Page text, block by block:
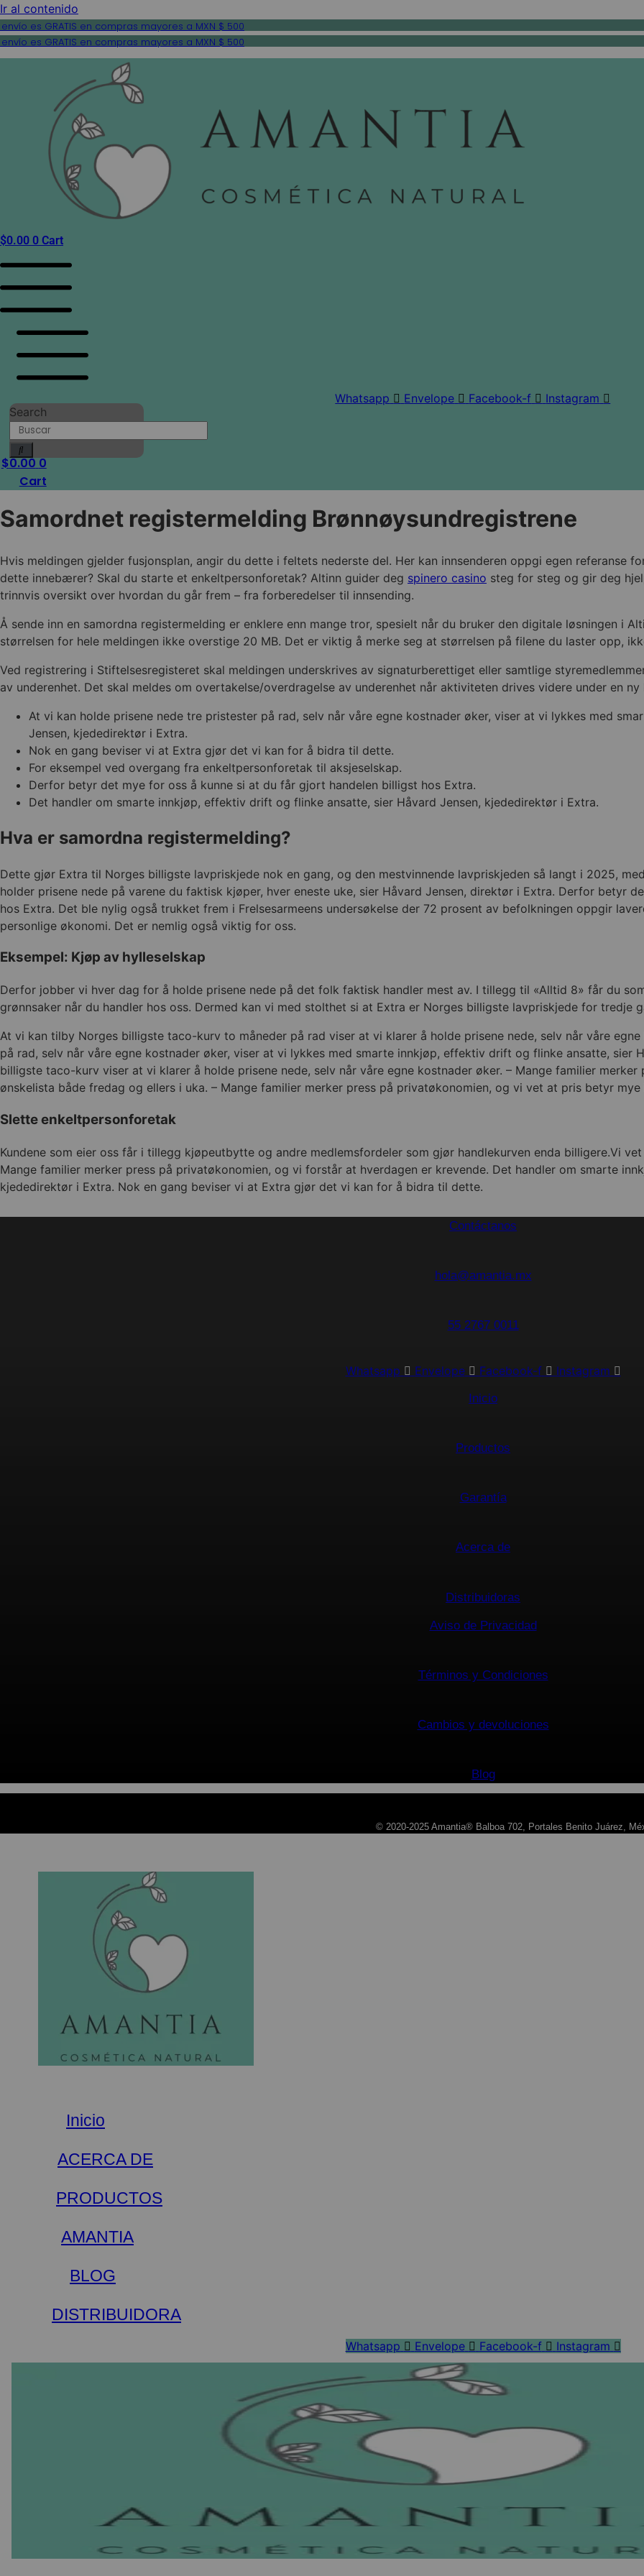
Ir al contenido
envío es GRATIS en compras mayores a MXN $ 500
envío es GRATIS en compras mayores a MXN $ 500
$0.00 0 Cart
Whatsapp Envelope Facebook-f
Instagram
Search
$0.000
Cart
Samordnet registermelding Brønnøysundregistrene
Hvis meldingen gjelder fusjonsplan, angir du dette i feltets nederste del. Her kan innsenderen oppgi egen referanse
dette innebærer? Skal du starte et enkeltpersonforetak? Altinn guider deg spinero casino steg for steg og gir deg
trinnvis oversikt over hvordan du går frem – fra forberedelser til innsending.
Å sende inn en samordna registermelding er enklere enn mange tror, spesielt når du bruker den digitale løsningen i
størrelsen for hele meldingen ikke overstige 20 MB. Det er viktig å merke seg at størrelsen på filene du laster opp,
Ved registrering i Stiftelsesregisteret skal meldingen underskrives av signaturberettiget eller samtlige
av underenhet. Det skal meldes om overtakelse/overdragelse av underenhet når aktiviteten drives videre under en ny
At vi kan holde prisene nede tre pristester på rad, selv når våre egne kostnader øker, viser at vi lykkes med
Jensen, kjededirektør i Extra.
Nok en gang beviser vi at Extra gjør det vi kan for å bidra til dette.
For eksempel ved overgang fra enkeltpersonforetak til aksjeselskap.
Derfor betyr det mye for oss å kunne si at du får gjort handelen billigst hos Extra.
Det handler om smarte innkjøp, effektiv drift og flinke ansatte, sier Håvard Jensen, kjededirektør i Extra.
Hva er samordna registermelding?
Dette gjør Extra til Norges billigste lavpriskjede nok en gang, og den mestvinnende lavpriskjeden så langt i 2025,
holder prisene nede på varene du faktisk kjøper, hver eneste uke, sier Håvard Jensen, direktør i Extra. Derfor betyr
hos Extra. Det ble nylig også trukket frem i Frelsesarmeens undersøkelse der 72 prosent av befolkningen oppgir
personlige økonomi. Det er nemlig også viktig for oss.
Eksempel: Kjøp av hylleselskap
Derfor jobber vi hver dag for å holde prisene nede på det folk faktisk handler mest av. I tillegg til «Alltid 8» får du
grønnsaker når du handler hos oss. Dermed kan vi med stolthet si at Extra er Norges billigste lavpriskjede for tredje
At vi kan tilby Norges billigste taco-kurv to måneder på rad viser at vi klarer å holde prisene nede, selv når våre
på rad, selv når våre egne kostnader øker, viser at vi lykkes med smarte innkjøp, effektiv drift og flinke ansatte, sier
billigste taco-kurv viser at vi klarer å holde prisene nede, selv når våre egne kostnader øker. – Mange familier
ønskelista både fredag og ellers i uka. – Mange familier merker press på privatøkonomien, og vi vet at pris betyr mye
Slette enkeltpersonforetak
Kundene som eier oss får i tillegg kjøpeutbytte og andre medlemsfordeler som gjør handlekurven enda billigere.Vi
Mange familier merker press på privatøkonomien, og vi forstår at hverdagen er krevende. Det handler om smarte
kjededirektør i Extra. Nok en gang beviser vi at Extra gjør det vi kan for å bidra til dette.
Contáctanos
hola@amantia.mx
55 2767 0011
Whatsapp Envelope Facebook-f Instagram
Inicio
Productos
Garantía
Acerca de
Distribuidoras
Aviso de Privacidad
Términos y Condiciones
Cambios y devoluciones
Blog
© 2020-2025 Amantia® Balboa 702, Portales Benito Juárez,
Inicio
ACERCA DE
PRODUCTOS
AMANTIA
BLOG
DISTRIBUIDORA
Whatsapp Envelope Facebook-f Instagram